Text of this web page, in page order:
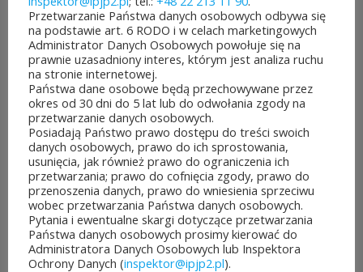
POZOSTAŁE AKTUALNOŚCI
ROZPOCZĘŁO SIĘ GŁOSOWANIE W BUDŻECIE
OBYWATELSKIM MAZOWSZA!
03 sierpnia&8b44p;2026
Można już głosować
na projekty zgłoszone do 7.
edycji Budżetu
Przetwarzanie Państwa danych osobowych odbywa się
na podstawie art. 6 RODO i w celach marketingowych
Administrator Danych Osobowych powołuje się na
prawnie uzasadniony interes, którym jest analiza ruchu
na stronie internetowej.
Państwa dane osobowe będą przechowywane przez
okres od 30 dni do 5 lat lub do odwołania zgody na
przetwarzanie danych osobowych.
Posiadają Państwo prawo dostępu do treści swoich
danych osobowych, prawo do ich sprostowania,
usunięcia, jak również prawo do ograniczenia ich
przetwarzania; prawo do cofnięcia zgody, prawo do
przenoszenia danych, prawo do wniesienia sprzeciwu
wobec przetwarzania Państwa danych osobowych.
Pytania i ewentualne skargi dotyczące przetwarzania
Państwa danych osobowych prosimy kierować do
Administratora Danych Osobowych lub Inspektora
Ochrony Danych (inspektor@ipjp2.pl).